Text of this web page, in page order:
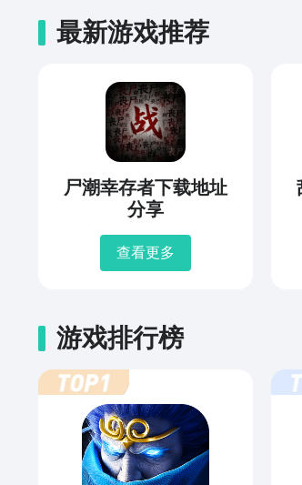
最新游戏推荐
尸潮幸存者下载地址
分享
查看更多
游戏排行榜